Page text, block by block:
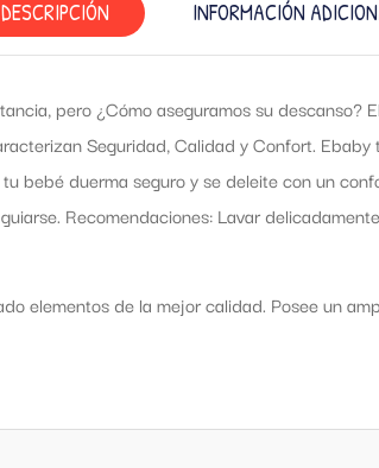
DESCRIPCIÓN INFORMACIÓN
pero ¿Cómo aseguramos su
Seguridad, Calidad y Confort.
bebé duerma seguro y se deleite con un
Recomendaciones: Lavar
elementos de la mejor calidad. Posee un